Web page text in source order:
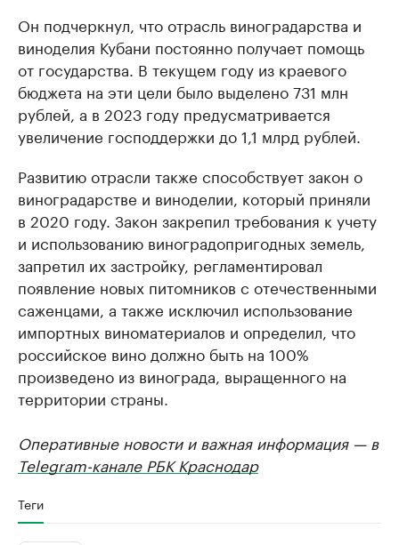
Он подчеркнул, что отрасль виноградарства и
виноделия Кубани постоянно получает помощь
от государства. В текущем году из краевого
бюджета на эти цели было выделено 731 млн
рублей, а в 2023 году предусматривается
увеличение господдержки до 1,1 млрд рублей.
Развитию отрасли также способствует закон о
виноградарстве и виноделии, который приняли
в 2020 году. Закон закрепил требования к учету
и использованию виноградопригодных земель,
запретил их застройку, регламентировал
появление новых питомников с отечественными
саженцами, а также исключил использование
импортных виноматериалов и определил, что
российское вино должно быть на 100%
произведено из винограда, выращенного на
территории страны.
Оперативные новости и важная информация — в
Telegram-канале РБК Краснодар
Теги